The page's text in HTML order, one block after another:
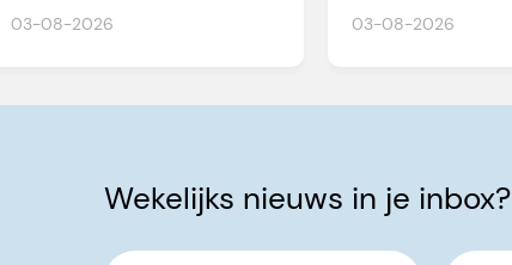
03-08-2026 03-08-2026
Wekelijks nieuws in je inbox?